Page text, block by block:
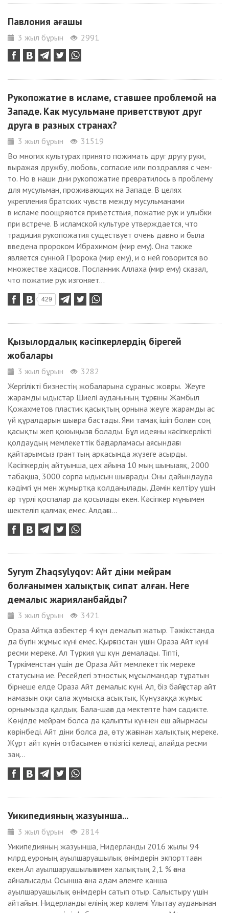
Павлония ағашы
3 жыл бұрын 2991
Рукопожатие в исламе, ставшее проблемой на
Западе. Как мусульмане приветствуют друг
друга в разных странах?
3 жыл бұрын
31519
Во многих культурах принято пожимать друг другу руки,
выражая дружбу, любовь, согласие или поздравляя с чем-
то. Но в наши дни рукопожатие превратилось в проблему
для мусульман, проживающих на Западе. В целях
укрепления братских чувств между мусульманами
в исламе поощряются приветствия, пожатие рук и улыбки
при встрече. В исламской культуре утверждается, что
традиция рукопожатия существует очень давно и была
введена пророком Ибрахимом (мир ему). Она также
является сунной Пророка (мир ему), и о ней говорится во
множестве хадисов. Посланник Аллаха (мир ему) сказал,
что пожатие рук изгоняет...
429
Қызылордалық кәсіпкерлердің бірегей
жобалары
3 жыл бұрын
3282
Жергілікті бизнестің жобаларына сұраныс жоғары. Жеуге
жарамды ыдыстар Шиелі ауданының тұрғыны Жамбыл
Қожахметов пластик қасықтың орнына жеуге жарамды ас
үй құралдарын шығара бастады. Яғни тамақ ішіп болған соң
қасықты жеп қоюыңызға болады. Бұл идеяны кәсіпкерлікті
қолдаудың мемлекеттік бағдарламасы аясындағы
қайтарымсыз гранттың арқасында жүзеге асырды.
Кәсіпкердің айтуынша, цех айына 10 мың шыныаяқ, 2000
табақша, 3000 сорпа ыдысын шығарады. Оны дайындауда
кәдімгі ұн мен жұмыртқа қолданылады. Дәмін келтіру үшін
әр түрлі қоспалар да қосылады екен. Кәсіпкер мұнымен
шектеліп қалмақ емес. Алдағы...
Syrym Zhaqsylyqov: Айт діни мейрам
болғанымен халықтық сипат алған. Неге
демалыс жарияланбайды?
3 жыл бұрын
3421
Ораза Айтқа өзбектер 4 күн демалып жатыр. Тәжікстанда
да бүгін жұмыс күні емес. Қырғызстан үшін Ораза Айт күні
ресми мереке. Ал Түркия үш күн демалады. Тіпті,
Түркіменстан үшін де Ораза Айт мемлекеттік мереке
статусына ие. Ресейдегі этностық мұсылмандар тұратын
бірнеше елде Ораза Айт демалыс күні. Ал, біз байғұстар айт
намазын оқи сала жұмысқа асықтық. Күнұзаққа жұмыс
орнымызда қалдық. Бала-шаға да мектепте һәм садикте.
Көңілде мейрам болса да қалыпты күннен еш айырмасы
көрінбеді. Айт діни болса да, өту жағынан халықтық мереке.
Жұрт айт күнін отбасымен өткізгісі келеді, алайда ресми
заң...
Уикипедияның жазуынша...
3 жыл бұрын
2814
Уикипедияның жазуынша, Нидерланды 2016 жылы 94
млрд.еуроның ауылшаруашылық өнімдерін экпорттаған
екен.Ал ауылшаруашылығымен халықтың 2,1 % ғана
айналысады. Осынша ғана адам әлемге қанша
ауылшаруашылық өнімдерін сатып отыр. Салыстыру үшін
айтайын. Нидерланды елінің жер көлемі Ұлытау ауданынан